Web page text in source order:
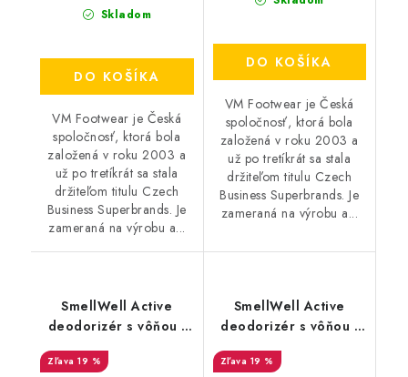
Skladom
DO KOŠÍKA
VM Footwear je Česká
spoločnosť, ktorá bola
založená v roku 2003 a
už po tretíkrát sa stala
držiteľom titulu Czech
Business Superbrands. Je
zameraná na výrobu a...
DO KOŠÍKA
VM Footwear je Česká
spoločnosť, ktorá bola
založená v roku 2003 a
už po tretíkrát sa stala
držiteľom titulu Czech
Business Superbrands. Je
zameraná na výrobu a...
SmellWell Active
deodorizér s vôňou -
Leopard Blue
19 %
SmellWell Active
deodorizér s vôňou -
Camo Green
19 %